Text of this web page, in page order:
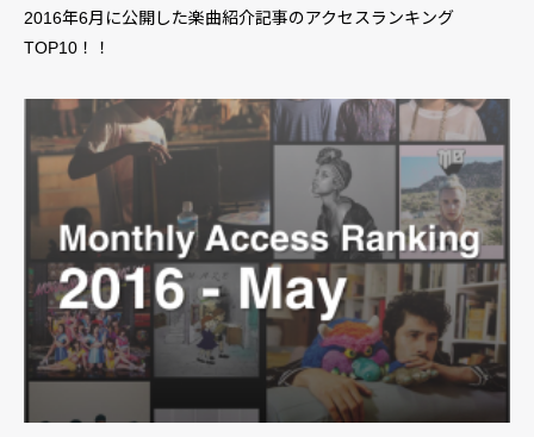
2016年6月に公開した楽曲紹介記事のアクセスランキング
TOP10！！